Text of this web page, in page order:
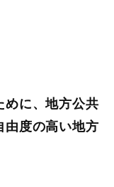
めに、地方公共
由度の高い地方